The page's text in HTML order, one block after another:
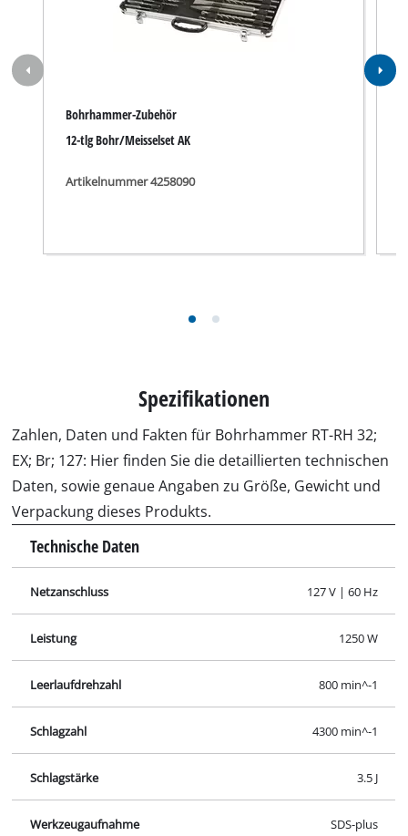
Bohrhammer-Zubehör
12-tlg Bohr/Meisselset AK
Artikelnummer 4258090
Spezifikationen
Zahlen, Daten und Fakten für Bohrhammer RT-RH 32;
EX; Br; 127: Hier finden Sie die detaillierten technischen
Daten, sowie genaue Angaben zu Größe, Gewicht und
Verpackung dieses Produkts.
Technische Daten
Netzanschluss 127 V | 60 Hz
Leistung 1250 W
Leerlaufdrehzahl 800 min^-1
Schlagzahl 4300 min^-1
Schlagstärke 3.5 J
Werkzeugaufnahme SDS-plus